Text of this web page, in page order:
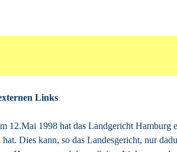
Links
12.Mai 1998 hat das Landgericht Hamburg
Dies kann, so das Landesgericht, nur